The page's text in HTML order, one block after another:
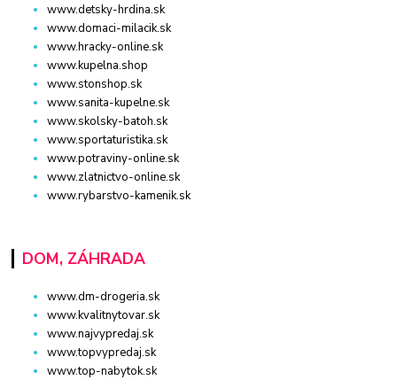
www.detsky-hrdina.sk
www.domaci-milacik.sk
www.hracky-online.sk
www.kupelna.shop
www.stonshop.sk
www.sanita-kupelne.sk
www.skolsky-batoh.sk
www.sportaturistika.sk
www.potraviny-online.sk
www.zlatnictvo-online.sk
www.rybarstvo-kamenik.sk
DOM, ZÁHRADA
www.dm-drogeria.sk
www.kvalitnytovar.sk
www.najvypredaj.sk
www.topvypredaj.sk
www.top-nabytok.sk